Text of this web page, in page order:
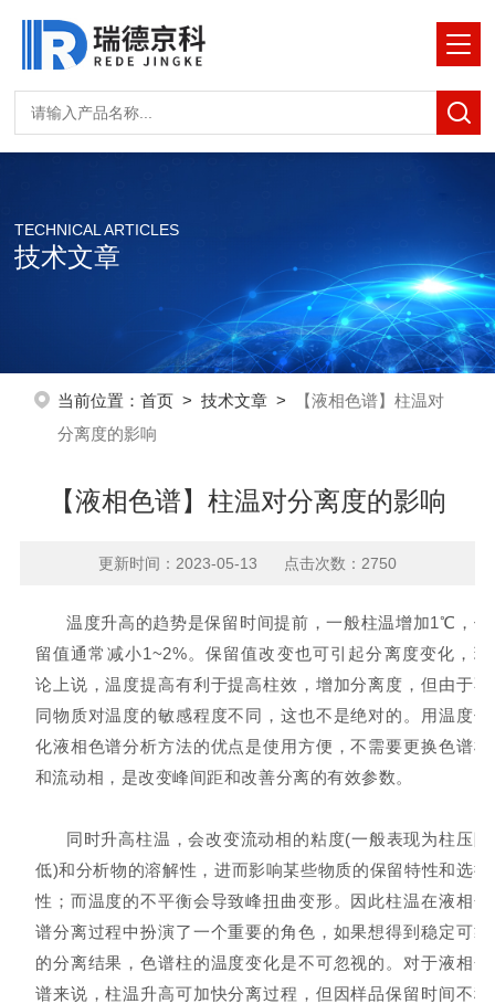
TECHNICAL ARTICLES
技术文章
当前位置： 首页> 技术文章>
【液相色谱】柱温对
分离度的影响
【液相色谱】柱温对分离度的影响
更新时间：2023-05-13 点击次数：2750
温度升高的趋势是保留时间提前，一般柱温增加1℃，保
留值通常减小1~2%。保留值改变也可引起分离度变化，理
论上说，温度提高有利于提高柱效，增加分离度，但由于不
同物质对温度的敏感程度不同，这也不是绝对的。用温度优
化液相色谱分析方法的优点是使用方便，不需要更换色谱柱
和流动相，是改变峰间距和改善分离的有效参数。
同时升高柱温，会改变流动相的粘度(一般表现为柱压降
低)和分析物的溶解性，进而影响某些物质的保留特性和选择
性；而温度的不平衡会导致峰扭曲变形。因此柱温在液相色
谱分离过程中扮演了一个重要的角色，如果想得到稳定可靠
的分离结果，色谱柱的温度变化是不可忽视的。对于液相色
谱来说，柱温升高可加快分离过程，但因样品保留时间不稳